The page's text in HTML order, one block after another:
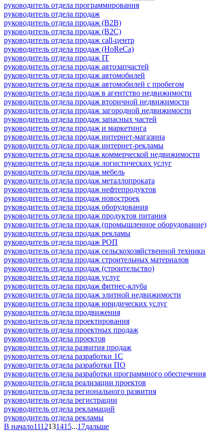
руководитель отдела программирования
руководитель отдела продаж
руководитель отдела продаж (B2B)
руководитель отдела продаж (B2C)
руководитель отдела продаж call-центр
руководитель отдела продаж (HoReCa)
руководитель отдела продаж IT
руководитель отдела продаж автозапчастей
руководитель отдела продаж автомобилей
руководитель отдела продаж автомобилей с пробегом
руководитель отдела продаж в агентство недвижимости
руководитель отдела продаж вторичной недвижимости
руководитель отдела продаж загородной недвижимости
руководитель отдела продаж запасных частей
руководитель отдела продаж и маркетинга
руководитель отдела продаж интернет-магазина
руководитель отдела продаж интернет-рекламы
руководитель отдела продаж коммерческой недвижимости
руководитель отдела продаж логистических услуг
руководитель отдела продаж мебель
руководитель отдела продаж металлопроката
руководитель отдела продаж нефтепродуктов
руководитель отдела продаж новостроек
руководитель отдела продаж оборудования
руководитель отдела продаж продуктов питания
руководитель отдела продаж (промышленное оборудование)
руководитель отдела продаж рекламы
руководитель отдела продаж РОП
руководитель отдела продаж сельскохозяйственной техники
руководитель отдела продаж строительных материалов
руководитель отдела продаж (строительство)
руководитель отдела продаж услуг
руководитель отдела продаж фитнес-клуба
руководитель отдела продаж элитной недвижимости
руководитель отдела продаж юридических услуг
руководитель отдела продвижения
руководитель отдела проектирования
руководитель отдела проектных продаж
руководитель отдела проектов
руководитель отдела развития продаж
руководитель отдела разработки 1С
руководитель отдела разработки ПО
руководитель отдела разработки программного обеспечения
руководитель отдела реализации проектов
руководитель отдела регионального развития
руководитель отдела регистрации
руководитель отдела рекламаций
руководитель отдела рекламы
В начало1112131415...17дальше